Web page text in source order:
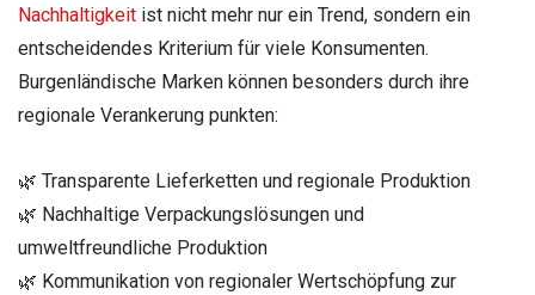
Nachhaltigkeit ist nicht mehr nur ein Trend, sondern ein
entscheidendes Kriterium für viele Konsumenten.
Burgenländische Marken können besonders durch ihre
regionale Verankerung punkten:
🌿 Transparente Lieferketten und regionale Produktion
🌿 Nachhaltige Verpackungslösungen und
umweltfreundliche Produktion
🌿 Kommunikation von regionaler Wertschöpfung zur